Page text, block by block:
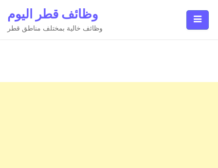
content
وظائف قطر اليوم
وظائف خالية بمختلف مناطق قطر